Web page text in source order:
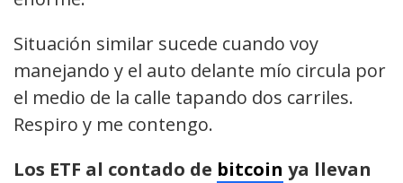
Situación similar sucede cuando voy
manejando y el auto delante mío circula por
el medio de la calle tapando dos carriles.
Respiro y me contengo.
Los ETF al contado de bitcoin ya llevan